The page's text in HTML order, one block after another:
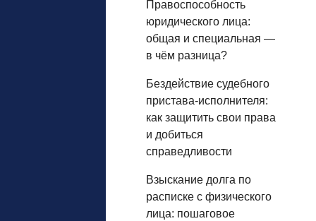
Правоспособность
юридического лица:
общая и специальная —
в чём разница?
Бездействие судебного
пристава-исполнителя:
как защитить свои права
и добиться
справедливости
Взыскание долга по
расписке с физического
лица: пошаговое